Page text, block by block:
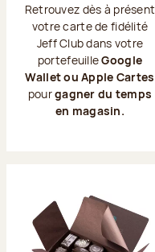
Retrouvez dès à présent
votre carte de fidélité
Jeff Club dans votre
portefeuilleGoogle
Wallet ou Apple Cartes
pourgagner du temps
en magasin.